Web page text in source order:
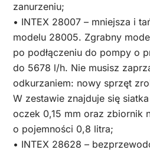
zanurzeniu;
• INTEX 28007 – mniejsza i
modelu 28005. Zgrabny
po podłączeniu do pompy o
do 5678 l/h. Nie musisz
odkurzaniem: nowy sprzęt
W zestawie znajduje się
oczek 0,15 mm oraz zbiornik
o pojemności 0,8 litra;
• INTEX 28628 –